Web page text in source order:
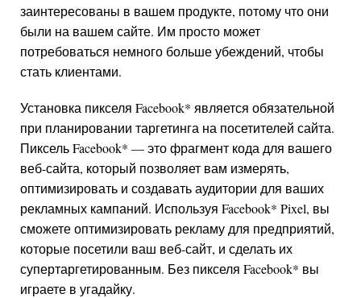
заинтересованы в вашем продукте, потому что они
были на вашем сайте. Им просто может
потребоваться немного больше убеждений, чтобы
стать клиентами.
Установка пикселя Facebook* является обязательной
при планировании таргетинга на посетителей сайта.
ПиксельFacebook* — это фрагмент кода для вашего
веб-сайта, который позволяет вам измерять,
оптимизировать и создавать аудитории для ваших
рекламных кампаний. Используя Facebook* Pixel, вы
сможете оптимизировать рекламу для предприятий,
которые посетили ваш веб-сайт, и сделать их
супертаргетированным. Без пикселя Facebook* вы
играете в угадайку.